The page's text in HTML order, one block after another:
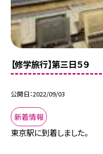
【修学旅行】第三日５９
公開日 2022/09/03
新着情報
東京駅に到着しました。